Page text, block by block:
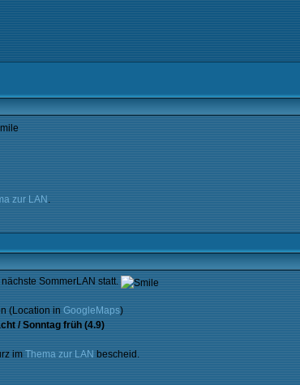
zur LAN .
SommerLAN statt.
(Location in GoogleMaps)
/ Sonntag früh (4.9)
im Thema zur LAN bescheid.